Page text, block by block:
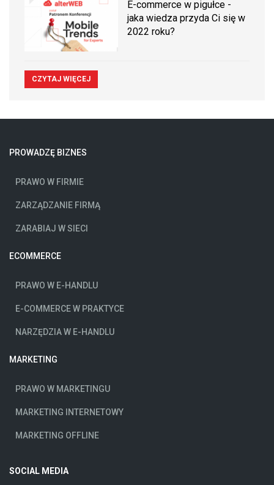
E-commerce w pigułce -
jaka wiedza przyda Ci się w
2022 roku?
CZYTAJ WIĘCEJ
PROWADZĘ BIZNES
PRAWO W FIRMIE
ZARZĄDZANIE FIRMĄ
ZARABIAJ W SIECI
ECOMMERCE
PRAWO W E-HANDLU
E-COMMERCE W PRAKTYCE
NARZĘDZIA W E-HANDLU
MARKETING
PRAWO W MARKETINGU
MARKETING INTERNETOWY
MARKETING OFFLINE
SOCIAL MEDIA